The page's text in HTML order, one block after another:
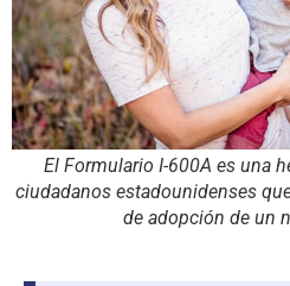
El Formulario I-600A es una
ciudadanos estadounidenses
de adopción de un